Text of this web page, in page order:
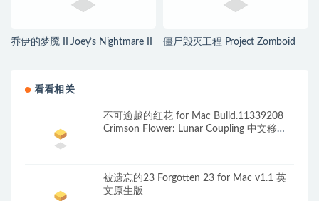
乔伊的梦魇 II Joey’s Nightmare II
僵尸毁灭工程 Project Zomboid
看看相关
不可逾越的红花 for Mac Build.11339208
Crimson Flower: Lunar Coupling 中文移植
被遗忘的23 Forgotten 23 for Mac v1.1 英
文原生版